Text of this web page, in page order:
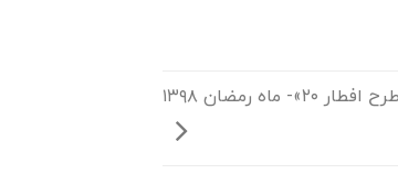
رمضان ۱۳۹۸